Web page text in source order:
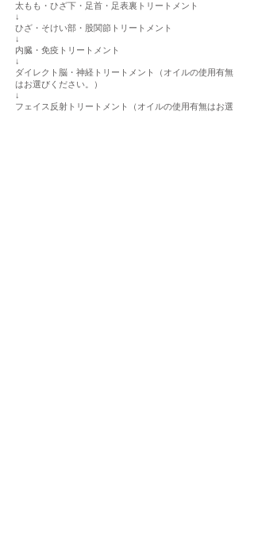
太もも・ひざ下・足首・足表裏トリートメント
↓
ひざ・そけい部・股関節トリートメント
↓
内臓・免疫トリートメント
↓
ダイレクト脳・神経トリートメント（オイルの使用有無
はお選びください。）
↓
フェイス反射トリートメント（オイルの使用有無はお選